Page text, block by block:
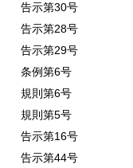
告示第30号
告示第28号
告示第29号
条例第6号
規則第6号
規則第5号
告示第16号
告示第44号